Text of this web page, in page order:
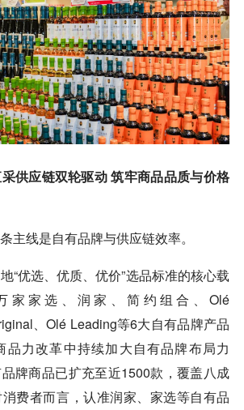
供应链双轮驱动 筑牢商品品质与价格
主线是自有品牌与供应链效率。
“优选、优质、优价”选品标准的核心载
家家选、润家、简约组合、Olé
、Olé Leading等6大自有品牌产品
品力改革中持续加大自有品牌布局力
牌商品已扩充至近1500款，覆盖八成
费者而言，认准润家、家选等自有品